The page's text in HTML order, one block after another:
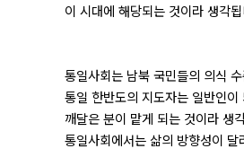
이 시대에 해당되는 것이라 생각
통일사회는 남북 국민들의 의식
통일 한반도의 지도자는 일반인
깨달은 분이 맡게 되는 것이라 생
통일사회에서는 삶의 방향성이